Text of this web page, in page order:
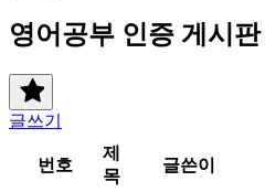
영어공부 인증 게시판
글쓰기
번호
제
목
글쓴이